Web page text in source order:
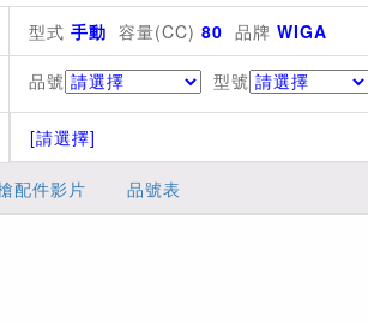
型式 手動 容量(CC) 80 品牌 WIGA
品號 型號
[請選擇]
配件影片 品號表